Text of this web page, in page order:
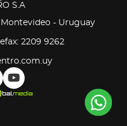
S.A
Montevideo - Uruguay
2209 9262